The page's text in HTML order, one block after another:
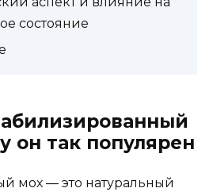
состояние
он так популярен
мох — это натуральный